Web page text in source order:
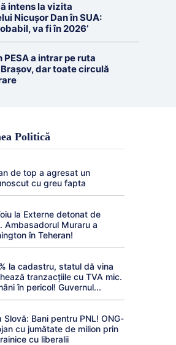
intens la vizita
Nicușor Dan în SUA:
va fi în 2026’
PESA a intrar pe ruta
dar toate circulă
Politică
de top a agresat un
cu greu fapta
la Externe detonat de
Ambasadorul Muraru a
în Teheran!
la cadastru, statul dă vina
tranzacțiile cu TVA mic.
în pericol! Guvernul...
Slovă: Bani pentru PNL! ONG-
cu jumătate de milion prin
cu liberalii